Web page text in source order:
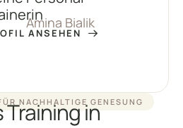
Amina Bialik
ANSEHEN
NACHHALTIGE GENESUNG
in